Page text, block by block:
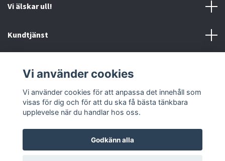
Vi älskar ull!
Kundtjänst
Sociala medier
Vi använder cookies
Vi använder cookies för att anpassa det innehåll som
visas för dig och för att du ska få bästa tänkbara
upplevelse när du handlar hos oss.
Godkänn alla